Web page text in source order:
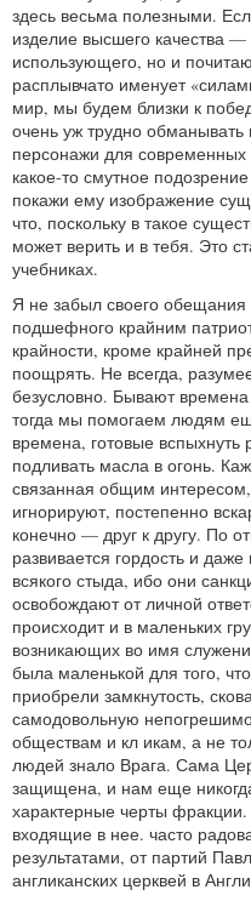
здесь весьма полезными.
изделие высшего качества —
использующего, но и
расплывчато именует
мир, мы будем близки к
очень уж трудно
персонажи для
какое‑то смутное
покажи ему изображение
что, поскольку в такое
может верить и в тебя. Это
учебниках.
Я не забыл своего обещания
подшефного крайним
крайности, кроме крайней
поощрять. Не всегда,
безусловно. Бывают
тогда мы помогаем людям
времена, готовые
подливать масла в огонь.
связанная общим
игнорируют, постепенно
конечно — друг к другу. По
развивается гордость и
всякого стыда, ибо они
освобождают от личной
происходит и в маленьких
возникающих во имя
была маленькой для того,
приобрели замкнутость,
самодовольную
обществам и кл икам, а не
людей знало Врага. Сама
защищена, и нам еще
характерные черты
входящие в нее. часто
результатами, от партий
англиканских церквей в